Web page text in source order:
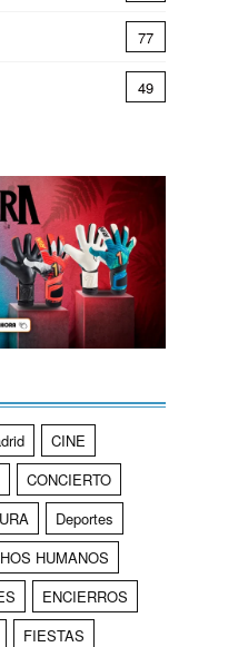
77
49
CINE
CONCIERTO
Deportes
HUMANOS
ENCIERROS
FIESTAS